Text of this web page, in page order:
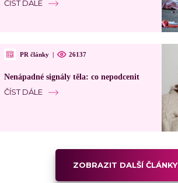
ČÍST DÁLE
PR články | 26137
Nenápadné signály těla: co nepodcenit
ČÍST DÁLE
ZOBRAZIT DALŠÍ ČLÁNKY